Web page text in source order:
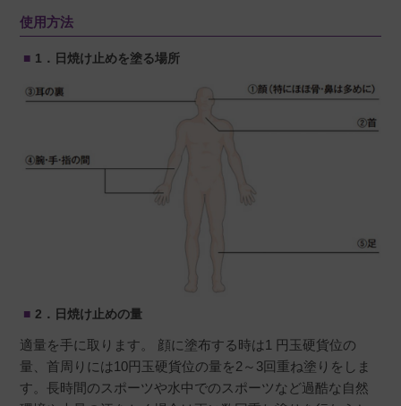
非公開
投稿日
2022/07/31
アウトドアなど屋外で過ごす時は必ず塗ってい
ます。こちらを塗ると、肌がヒリヒリすること
が一切なくなりました。
使用方法
1． 日焼け止めを塗る場所
2． 日焼け止めの量
適量を手に取ります。 顔に塗布する時は1 円玉硬貨位の
量、首周りには10円玉硬貨位の量を2～3回重ね塗りをしま
す。長時間のスポーツや水中でのスポーツなど過酷な自然